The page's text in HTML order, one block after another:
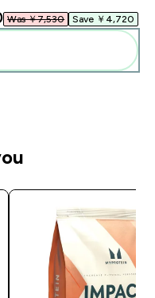
Was ￥7,530‎ Save ￥4,720‎